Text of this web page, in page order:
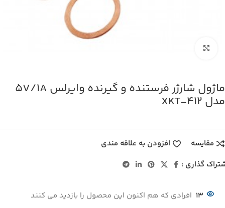
ماژول شارژر فرستنده و گیرنده وایرلس 5V/1A
مدل XKT-412
مقایسه
افزودن به علاقه مندی
گذاری :
13 افرادی که هم اکنون این محصول را بازدید می کنند